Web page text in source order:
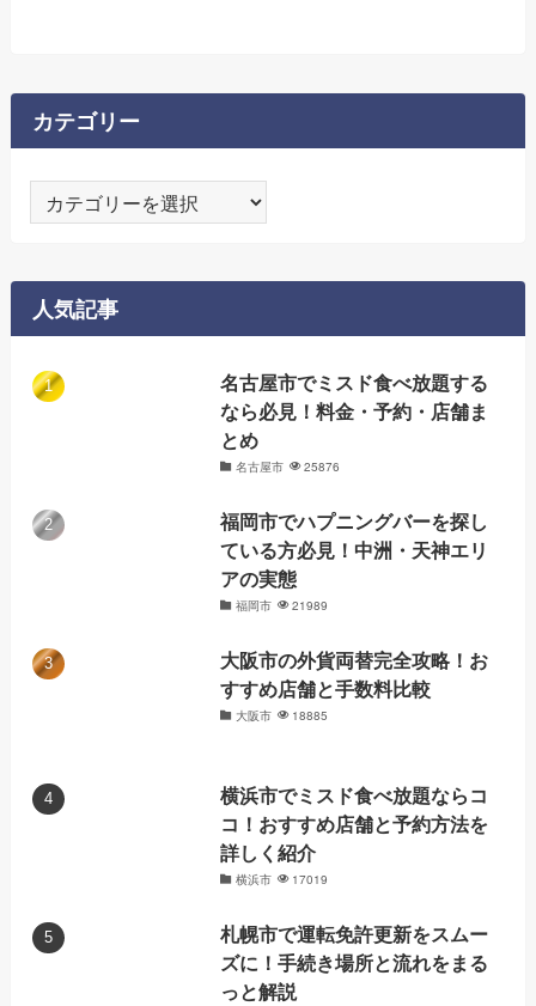
カテゴリー
テ
リ
ー
人気記事
名古屋市でミスド食べ放題する
なら必見！料金・予約・店舗ま
とめ
名古屋市 25876
福岡市でハプニングバーを探し
ている方必見！中洲・天神エリ
アの実態
福岡市 21989
大阪市の外貨両替完全攻略！お
すすめ店舗と手数料比較
大阪市 18885
横浜市でミスド食べ放題ならコ
コ！おすすめ店舗と予約方法を
詳しく紹介
横浜市 17019
札幌市で運転免許更新をスムー
ズに！手続き場所と流れをまる
っと解説